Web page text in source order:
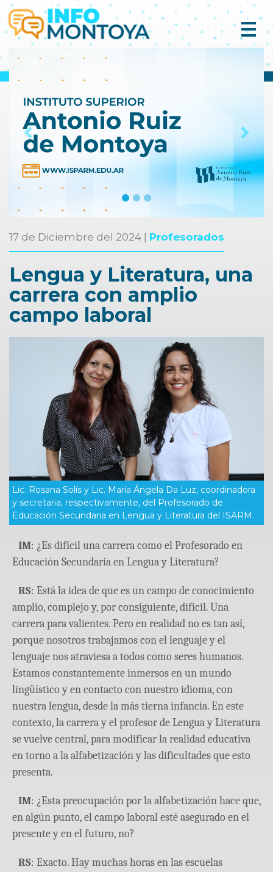
Previous Next
17 de Diciembre del 2024 | Profesorados
Lengua y Literatura, una
carrera con amplio
campo laboral
Lic. Rosana Solís y Lic. María Ángela Da Luz, coordinadora
y secretaria, respectivamente, del Profesorado de
Educación Secundaria en Lengua y Literatura del ISARM.
IM: ¿Es difícil una carrera como el Profesorado en
Educación Secundaria en Lengua y Literatura?
RS: Está la idea de que es un campo de conocimiento
amplio, complejo y, por consiguiente, difícil. Una
carrera para valientes. Pero en realidad no es tan así,
porque nosotros trabajamos con el lenguaje y el
lenguaje nos atraviesa a todos como seres humanos.
Estamos constantemente inmersos en un mundo
lingüístico y en contacto con nuestro idioma, con
nuestra lengua, desde la más tierna infancia. En este
contexto, la carrera y el profesor de Lengua y Literatura
se vuelve central, para modificar la realidad educativa
en torno a la alfabetización y las dificultades que esto
presenta.
IM: ¿Esta preocupación por la alfabetización hace que,
en algún punto, el campo laboral esté asegurado en el
presente y en el futuro, no?
RS: Exacto. Hay muchas horas en las escuelas